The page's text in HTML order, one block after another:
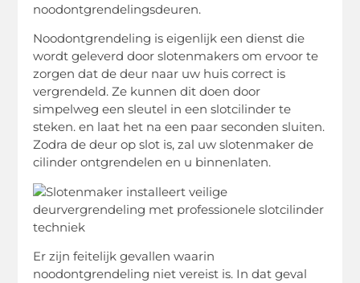
noodontgrendelingsdeuren.
Noodontgrendeling is eigenlijk een dienst die
wordt geleverd door slotenmakers om ervoor te
zorgen dat de deur naar uw huis correct is
vergrendeld. Ze kunnen dit doen door
simpelweg een sleutel in een slotcilinder te
steken. en laat het na een paar seconden sluiten.
Zodra de deur op slot is, zal uw slotenmaker de
cilinder ontgrendelen en u binnenlaten.
Er zijn feitelijk gevallen waarin
noodontgrendeling niet vereist is. In dat geval